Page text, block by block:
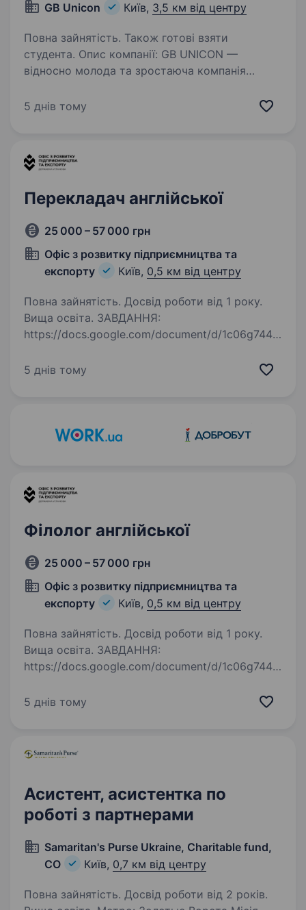
GB Unicon
Київ, 3,5 км від центру
Повна зайнятість. Також готові взяти
студента. Опис компанії: GB UNICON —
відносно молода та зростаюча компанія
діяльність — оптові поставки різноманітної
5 днів тому
Перекладач англійської
25 000 – 57 000 грн
Офіс з розвитку підприємництва та
експорту
Київ, 0,5 км від центру
Повна зайнятість. Досвід роботи від 1 року.
Вища освіта. ЗАВДАННЯ:
https://docs.google.com/document/d/1c06g744t
usp=sharing&ouid=114415335589535344778&rt
5 днів тому
Філолог англійської
25 000 – 57 000 грн
Офіс з розвитку підприємництва та
експорту
Київ, 0,5 км від центру
Повна зайнятість. Досвід роботи від 1 року.
Вища освіта. ЗАВДАННЯ:
https://docs.google.com/document/d/1c06g744t
usp=sharing&ouid=114415335589535344778&rt
освіта…
5 днів тому
Асистент, асистентка по
роботі з партнерами
Samaritan's Purse Ukraine, Charitable fund,
CO
Київ, 0,7 км від центру
Повна зайнятість. Досвід роботи від 2 років.